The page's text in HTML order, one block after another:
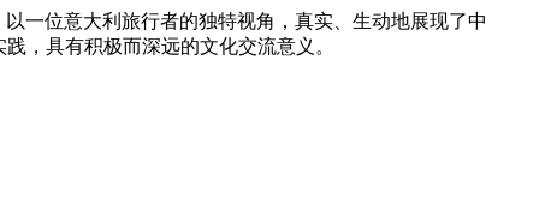
一位意大利旅行者的独特视角，真实、生动地展现了中
，具有积极而深远的文化交流意义。